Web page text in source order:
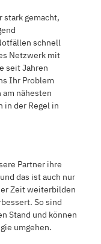
stark gemacht,
schnell
Netzwerk mit
seit Jahren
Ihr Problem
nähesten
in der Regel in
Partner ihre
das ist auch nur
Zeit weiterbilden
So sind
Stand und können
umgehen.